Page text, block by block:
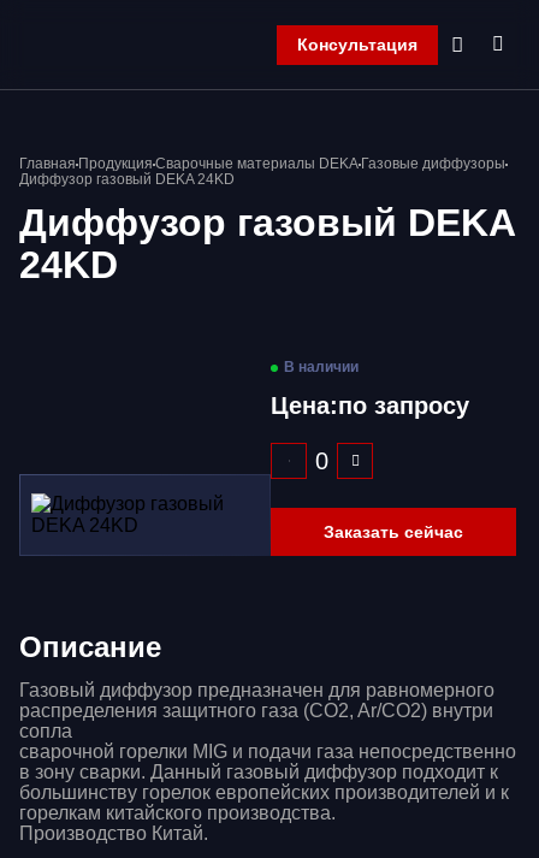
Консультация
Главная
Продукция
Контакты
Главная Продукция Сварочные материалы DEKA Газовые диффузоры
Диффузор газовый DEKA 24KD
Диффузор газовый DEKA
24KD
В наличии
Цена:по запросу
Заказать сейчас
Описание
Газовый диффузор предназначен для равномерного
распределения защитного газа (CO2, Ar/CO2) внутри
сопла
сварочной горелки MIG и подачи газа непосредственно
в зону сварки. Данный газовый диффузор подходит к
большинству горелок европейских производителей и к
горелкам китайского производства.
Производство Китай.